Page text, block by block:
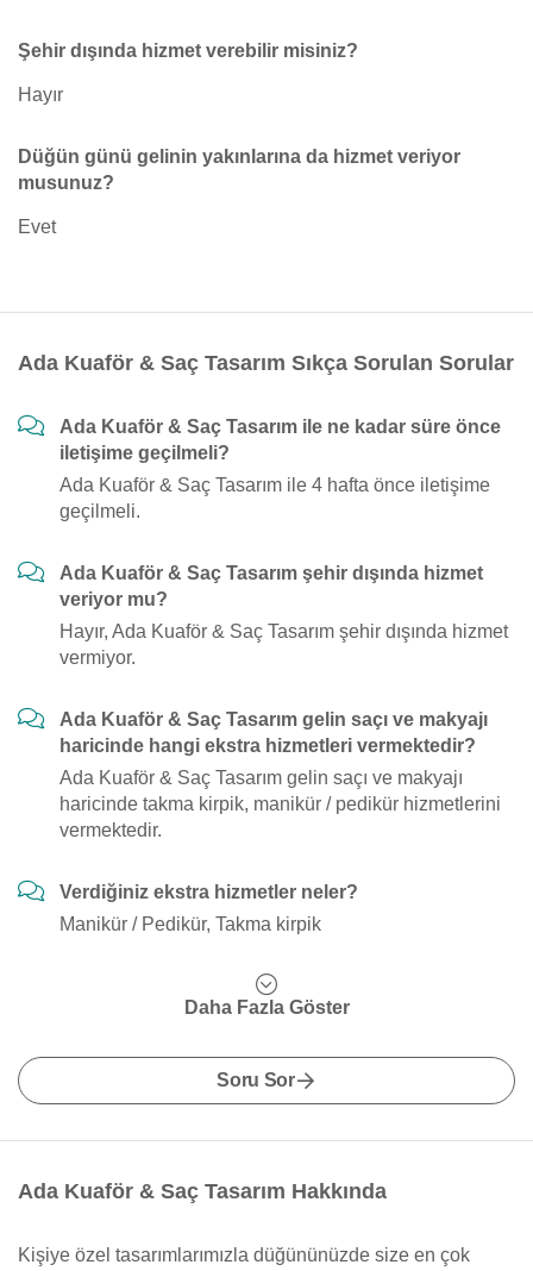
Şehir dışında hizmet verebilir misiniz?
Hayır
Düğün günü gelinin yakınlarına da hizmet veriyor
musunuz?
Evet
Ada Kuaför & Saç Tasarım Sıkça Sorulan Sorular
Ada Kuaför & Saç Tasarım ile ne kadar süre önce
iletişime geçilmeli?
Ada Kuaför & Saç Tasarım ile 4 hafta önce iletişime
geçilmeli.
Ada Kuaför & Saç Tasarım şehir dışında hizmet
veriyor mu?
Hayır, Ada Kuaför & Saç Tasarım şehir dışında hizmet
vermiyor.
Ada Kuaför & Saç Tasarım gelin saçı ve makyajı
haricinde hangi ekstra hizmetleri vermektedir?
Ada Kuaför & Saç Tasarım gelin saçı ve makyajı
haricinde takma kirpik, manikür / pedikür hizmetlerini
vermektedir.
Verdiğiniz ekstra hizmetler neler?
Manikür / Pedikür, Takma kirpik
Daha Fazla Göster
Soru Sor
Ada Kuaför & Saç Tasarım Hakkında
Kişiye özel tasarımlarımızla düğününüzde size en çok